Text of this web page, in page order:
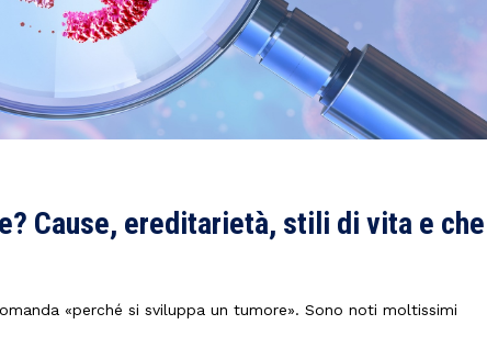
Cause, ereditarietà, stili di vita e che
«perché si sviluppa un tumore». Sono noti moltissimi